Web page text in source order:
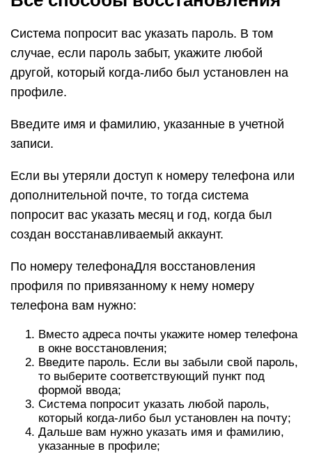
Система попросит вас указать пароль. В том
случае, если пароль забыт, укажите любой
другой, который когда-либо был установлен на
профиле.
Введите имя и фамилию, указанные в учетной
записи.
Если вы утеряли доступ к номеру телефона или
дополнительной почте, то тогда система
попросит вас указать месяц и год, когда был
создан восстанавливаемый аккаунт.
По номеру телефонаДля восстановления
профиля по привязанному к нему номеру
телефона вам нужно:
Вместо адреса почты укажите номер телефона
в окне восстановления;
Введите пароль. Если вы забыли свой пароль,
то выберите соответствующий пункт под
формой ввода;
Система попросит указать любой пароль,
который когда-либо был установлен на почту;
Дальше вам нужно указать имя и фамилию,
указанные в профиле;